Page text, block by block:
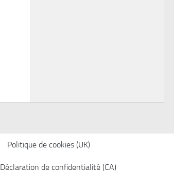
Politique de cookies (UK)
Déclaration de confidentialité (CA)